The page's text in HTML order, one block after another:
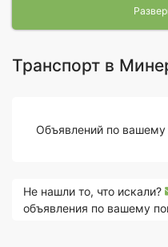
Транспорт в
Объявлений по вашему
Не нашли то, что искали?
объявления по вашему